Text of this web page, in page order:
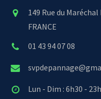
149 Rue du
FRANCE
01 43 94 07 08
Lun - Dim : 6h30 -